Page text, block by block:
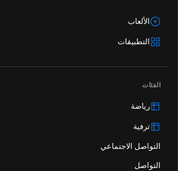
الألعاب
التطبيقات
الفئات
رياضة
ترفية
التواصل الاجتماعي
التواصل